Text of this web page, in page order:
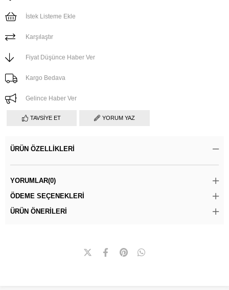
İstek Listeme Ekle
Karşılaştır
Fiyat Düşünce Haber Ver
Kargo Bedava
Gelince Haber Ver
TAVSIYE ET YORUM YAZ
ÜRÜN ÖZELLIKLERI
YORUMLAR(0)
ÖDEME SEÇENEKLERI
ÜRÜN ÖNERILERI